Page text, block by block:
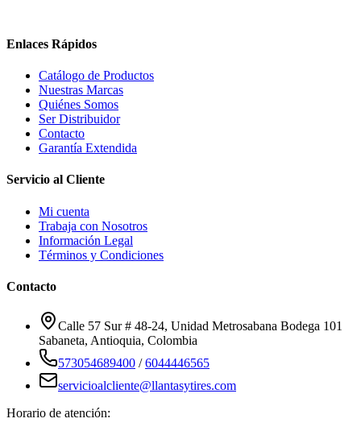
Enlaces Rápidos
Catálogo de Productos
Nuestras Marcas
Quiénes Somos
Ser Distribuidor
Contacto
Garantía Extendida
Servicio al Cliente
Mi cuenta
Trabaja con Nosotros
Información Legal
Términos y Condiciones
Contacto
Calle 57 Sur # 48-24, Unidad Metrosabana Bodega 101
Sabaneta, Antioquia, Colombia
573054689400 /6044446565
servicioalcliente@llantasytires.com
Horario de atención: